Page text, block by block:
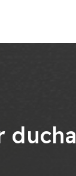
ducha